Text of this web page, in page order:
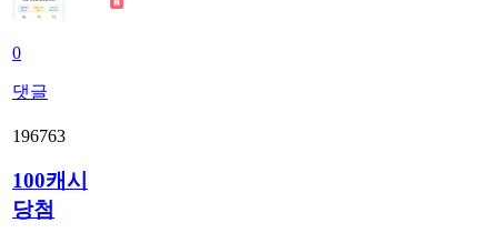
0
댓글
196763
100캐시
당첨